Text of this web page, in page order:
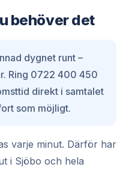
behöver det
dygnet runt –
Ring 0722 400 450
direkt i samtalet
som möjligt.
varje minut. Därför har
i Sjöbo och hela